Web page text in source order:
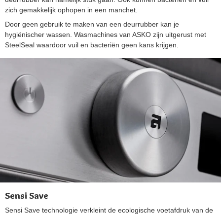
zich gemakkelijk ophopen in een manchet.
Door geen gebruik te maken van een deurrubber kan je
hygiënischer wassen. Wasmachines van ASKO zijn uitgerust met
SteelSeal waardoor vuil en bacteriën geen kans krijgen.
Sensi Save
Sensi Save technologie verkleint de ecologische voetafdruk van de